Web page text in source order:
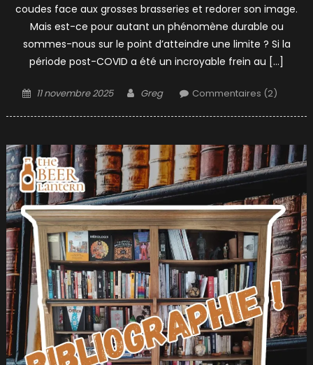
coudes face aux grosses brasseries et redorer son image.
Mais est-ce pour autant un phénomène durable ou
sommes-nous sur le point d’atteindre une limite ? Si la
période post-COVID a été un incroyable frein au […]
Posted
11 novembre 2025 Author
Greg Commentaires (2)